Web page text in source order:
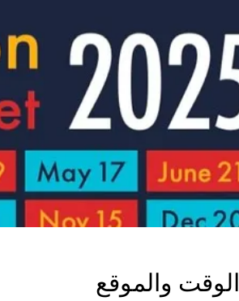
الوقت والموقع